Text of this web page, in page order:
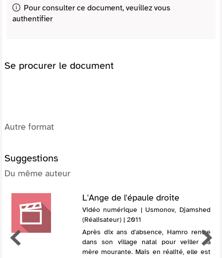
Pour consulter ce document, veuillez vous
authentifier
Se procurer le document
Autre format
Suggestions
Du même auteur
L'Ange de l'épaule droite
Vidéo numérique | Usmonov, Djamshed
(Réalisateur) | 2011
Après dix ans d'absence, Hamro rentre
dans son village natal pour veiller sa
mère mourante. Mais en réalité, elle est